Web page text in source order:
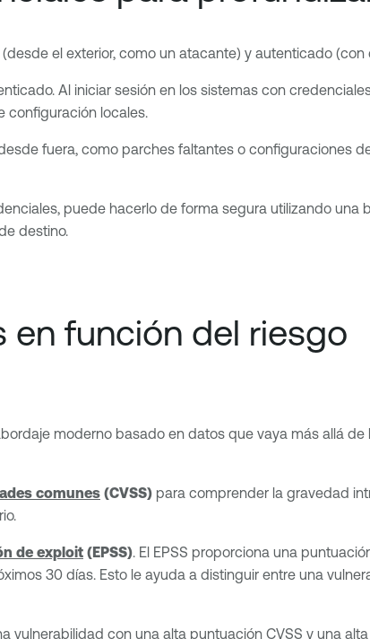
el exterior, como un atacante) y autenticado (con
Al iniciar sesión en los sistemas con
configuración locales.
fuera, como parches faltantes o configuraciones
puede hacerlo de forma segura utilizando
destino.
en función del riesgo
moderno basado en datos que vaya más allá
comunes (CVSS) para comprender la gravedad
de exploit (EPSS). El EPSS proporciona una
30 días. Esto le ayuda a distinguir entre una
vulnerabilidad con una alta puntuación CVSS y una